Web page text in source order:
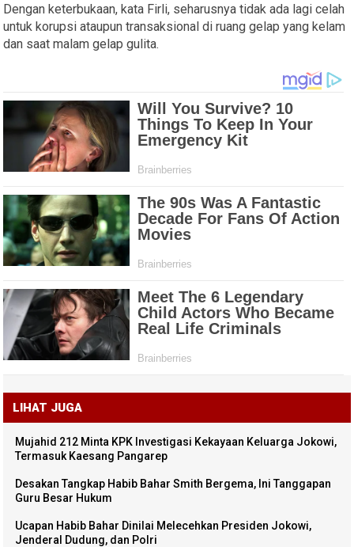
Dengan keterbukaan, kata Firli, seharusnya tidak ada lagi celah
untuk korupsi ataupun transaksional di ruang gelap yang kelam
dan saat malam gelap gulita.
LIHAT JUGA
Mujahid 212 Minta KPK Investigasi Kekayaan Keluarga Jokowi,
Termasuk Kaesang Pangarep
Desakan Tangkap Habib Bahar Smith Bergema, Ini Tanggapan
Guru Besar Hukum
Ucapan Habib Bahar Dinilai Melecehkan Presiden Jokowi,
Jenderal Dudung, dan Polri